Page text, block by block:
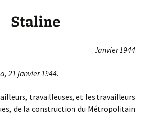
Staline
Janvier 1944
21 janvier 1944.
travailleuses, et les travailleurs
de la construction du Métropolitain